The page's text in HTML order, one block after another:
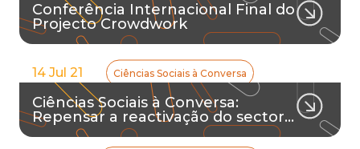
Conferência Internacional Final do
Projecto Crowdwork
14 Jul 21 Ciências Sociais à Conversa
Ciências Sociais à Conversa:
Repensar a reactivação do sector…